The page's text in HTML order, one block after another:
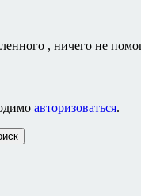
, ничего не
авторизоваться.